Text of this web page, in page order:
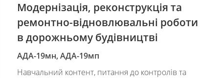
Модернізація, реконструкція та
ремонтно-відновлювальні роботи
в дорожньому будівництві
АДА-19мн, АДА-19мп
Навчальний контент, питання до контролів та